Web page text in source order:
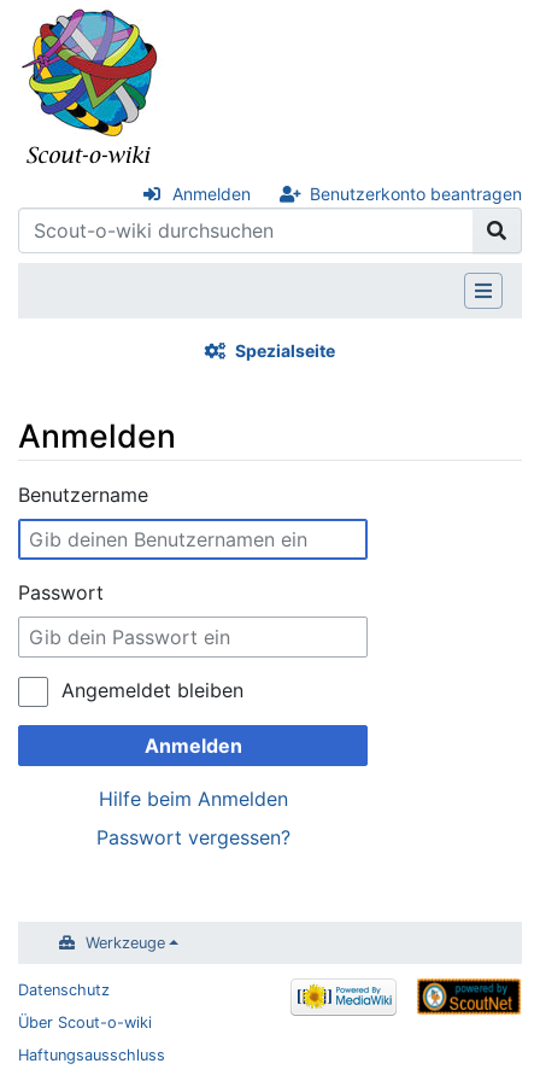
Anmelden Benutzerkonto beantragen
Spezialseite
Anmelden
Wechseln zu:Navigation
Benutzername
Passwort
Angemeldet bleiben
Anmelden
Hilfe beim Anmelden
Passwort vergessen?
Werkzeuge
Datenschutz
Über Scout-o-wiki
Haftungsausschluss